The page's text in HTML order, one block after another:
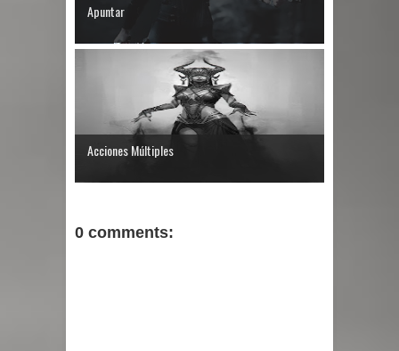
Apuntar
Acciones Múltiples
0 comments: